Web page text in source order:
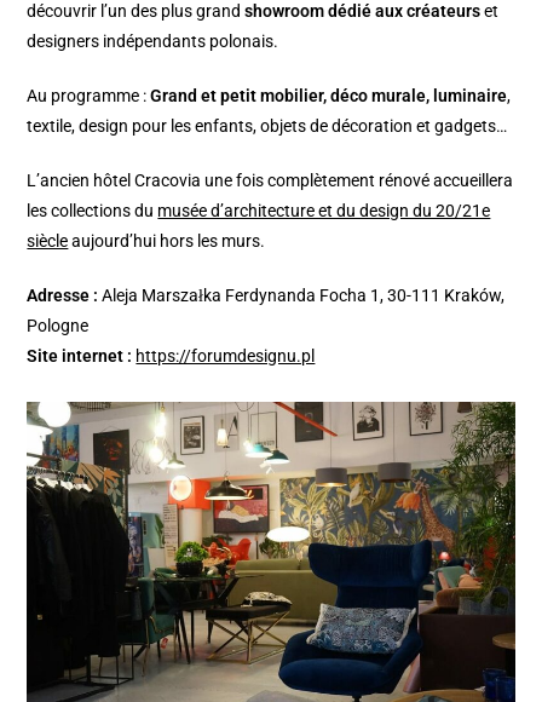
découvrir l’un des plus grandshowroom dédié aux créateurset
designers indépendants polonais.
Au programme :Grand et petit mobilier, déco murale, luminaire,
textile, design pour les enfants, objets de décoration et gadgets…
L’ancien hôtel Cracovia une fois complètement rénové accueillera
les collections du musée d’architecture et du design du 20/21e
siècleaujourd’hui hors les murs.
Adresse : Aleja Marszałka Ferdynanda Focha 1, 30-111 Kraków,
Pologne
Site internet : https://forumdesignu.pl